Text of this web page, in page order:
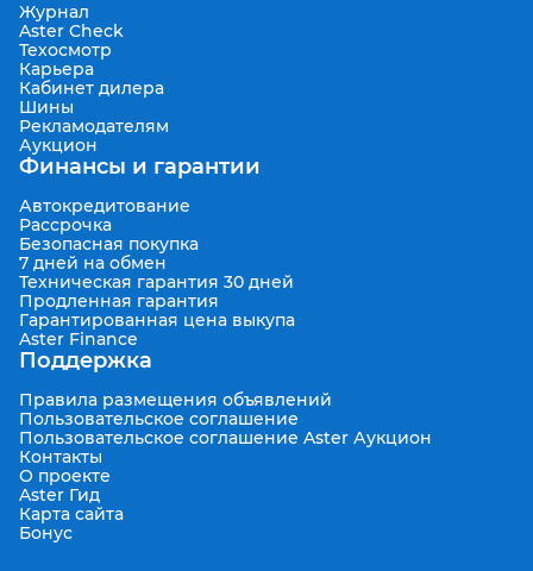
Журнал
Aster Check
Техосмотр
Карьера
Кабинет дилера
Шины
Рекламодателям
Аукцион
Финансы и гарантии
Автокредитование
Рассрочка
Безопасная покупка
7 дней на обмен
Техническая гарантия 30 дней
Продленная гарантия
Гарантированная цена выкупа
Aster Finance
Поддержка
Правила размещения объявлений
Пользовательское соглашение
Пользовательское соглашение Aster Аукцион
Контакты
О проекте
Aster Гид
Карта сайта
Бонус